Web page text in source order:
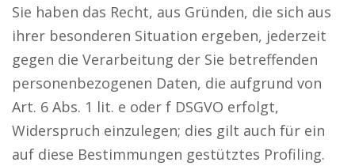
Sie haben das Recht, aus Gründen, die sich aus
ihrer besonderen Situation ergeben, jederzeit
gegen die Verarbeitung der Sie betreffenden
personenbezogenen Daten, die aufgrund von
Art. 6 Abs. 1 lit. e oder f DSGVO erfolgt,
Widerspruch einzulegen; dies gilt auch für ein
auf diese Bestimmungen gestütztes Profiling.